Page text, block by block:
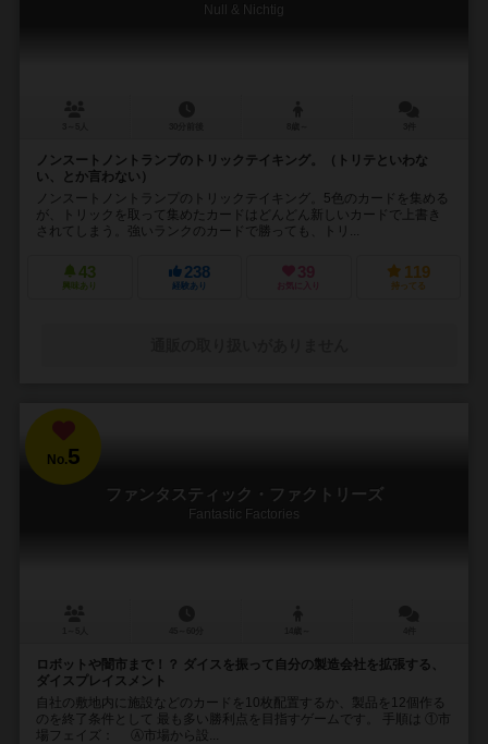
Null & Nichtig
ノンスートノントランプのトリックテイキング。（トリテといわな
い、とか言わない）
ノンスートノントランプのトリックテイキング。5色のカードを集める
が、トリックを取って集めたカードはどんどん新しいカードで上書き
されてしまう。強いランクのカードで勝っても、トリ...
43
興味あり
238
経験あり
39
お気に入り
119
持ってる
No.5
ファンタスティック・ファクトリーズ
Fantastic Factories
ロボットや闇市まで！？ ダイスを振って自分の製造会社を拡張する、
ダイスプレイスメント
自社の敷地内に施設などのカードを10枚配置するか、製品を12個作る
のを終了条件として 最も多い勝利点を目指すゲームです。 手順は ①市
場フェイズ： Ⓐ市場から設...